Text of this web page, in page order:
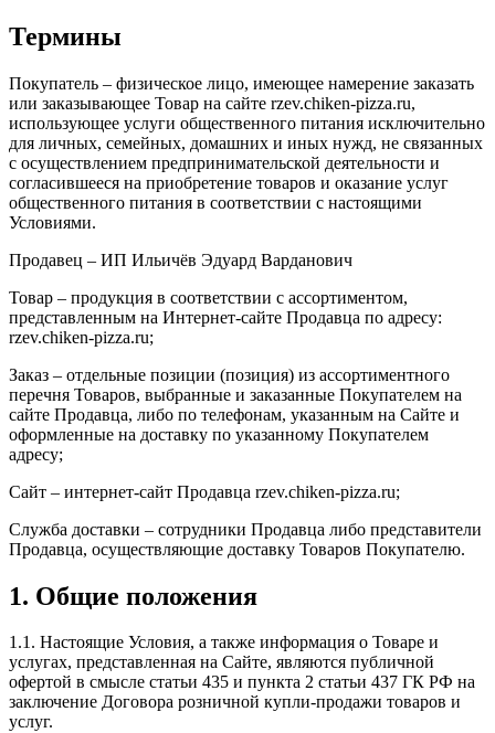
Термины
Покупатель – физическое лицо, имеющее намерение заказать
или заказывающее Товар на сайте rzev.chiken-pizza.ru,
использующее услуги общественного питания исключительно
для личных, семейных, домашних и иных нужд, не связанных
с осуществлением предпринимательской деятельности и
согласившееся на приобретение товаров и оказание услуг
общественного питания в соответствии с настоящими
Условиями.
Продавец – ИП Ильичёв Эдуард Варданович
Товар – продукция в соответствии с ассортиментом,
представленным на Интернет-сайте Продавца по адресу:
rzev.chiken-pizza.ru;
Заказ – отдельные позиции (позиция) из ассортиментного
перечня Товаров, выбранные и заказанные Покупателем на
сайте Продавца, либо по телефонам, указанным на Сайте и
оформленные на доставку по указанному Покупателем
адресу;
Сайт – интернет-сайт Продавца rzev.chiken-pizza.ru;
Служба доставки – сотрудники Продавца либо представители
Продавца, осуществляющие доставку Товаров Покупателю.
1. Общие положения
1.1. Настоящие Условия, а также информация о Товаре и
услугах, представленная на Сайте, являются публичной
офертой в смысле статьи 435 и пункта 2 статьи 437 ГК РФ на
заключение Договора розничной купли-продажи товаров и
услуг.